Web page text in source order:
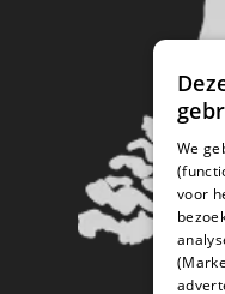
We
voor